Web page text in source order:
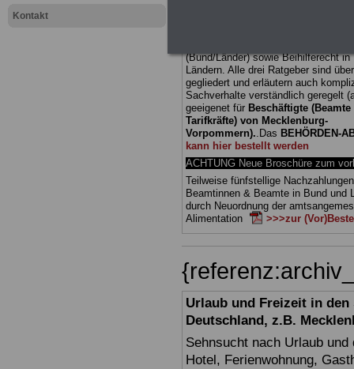
Kontakt
(Bund/Länder) sowie Beihilferecht in
Ländern. Alle drei Ratgeber sind
gegliedert und erläutern auch
Sachverhalte verständlich geregelt
geeigenet für Beschäftigte
Tarifkräfte) von Mecklenburg-
Vorpommern).. Das BEHÖRDEN-
kann hier bestellt werden
ACHTUNG Neue Broschüre zum
Teilweise fünfstellige
Beamtinnen & Beamte in Bund und
durch Neuordnung der
Alimentation
>>>zur
Urlaub und Freizeit in
Deutschland, z.B.
Sehnsucht nach Urlaub
Hotel, Ferienwohnung,